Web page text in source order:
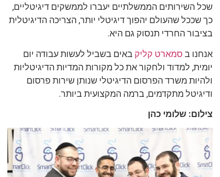
שכל השירותים הממשלתיים יעברו לממשקים דיגיטליים,
כך שככל שהעולם יהפוך דיגיטלי יותר, הצריכה הדיגיטלית
בציבור החרדי תנסוק גם היא.
אנחנו ב סמארט קליק באים בשביל לעשות עבודה יום
יומית, למדוד ולחקור את כל מקורות המדיות הדיגיטליות
ולהיות משרד הפרסום הדיגיטלי שנותן שירות פרסום
ודיגיטל מתקדמים, ברמה המקצועית ביותר.
צילום: שלומי כהן